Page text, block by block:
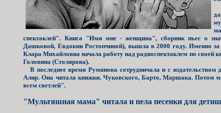
спектаклей". Книга "Имя мне - женщина", сборник пьес о
Дашковой, Евдокии Ростопчиной), вышла в 2000 году. Именно
Клара Михайловна начала работу над радиоспектаклем по
Головина (Столярова).
В последнее время Румянова сотрудничала и с
Алир. Она читала книжки. Чуковского, Барто, Маршака. Потом
всем светлей".
"Мультяшная мама" читала и пела песенки для